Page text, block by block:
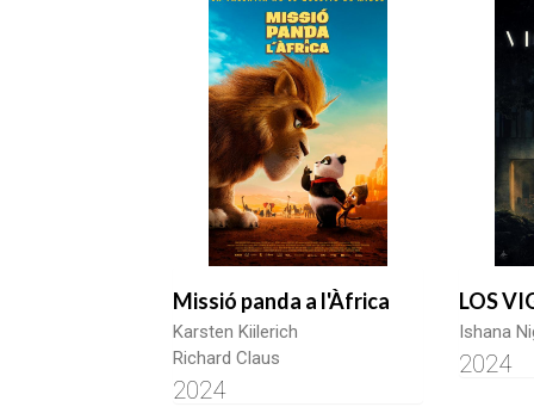
Missió panda a l'Àfrica
Karsten Kiilerich
Richard Claus
2024
LOS
Ishana
2024